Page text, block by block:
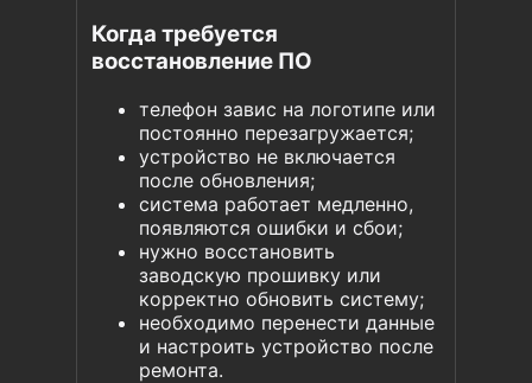
Когда требуется
восстановление ПО
телефон завис на логотипе или
постоянно перезагружается;
устройство не включается
после обновления;
система работает медленно,
появляются ошибки и сбои;
нужно восстановить
заводскую прошивку или
корректно обновить систему;
необходимо перенести данные
и настроить устройство после
ремонта.